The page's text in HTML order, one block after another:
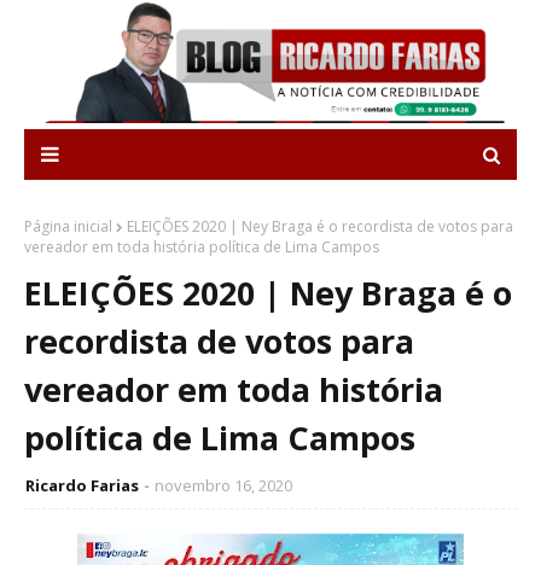
Página inicial
ELEIÇÕES 2020 | Ney Braga é o recordista de votos para
vereador em toda história política de Lima Campos
ELEIÇÕES 2020 | Ney Braga é o
recordista de votos para
vereador em toda história
política de Lima Campos
Ricardo Farias novembro 16, 2020